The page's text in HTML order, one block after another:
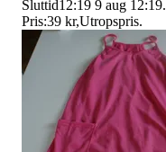
Sluttid12:19 9 aug 12:19.
Pris:39 kr,Utropspris.